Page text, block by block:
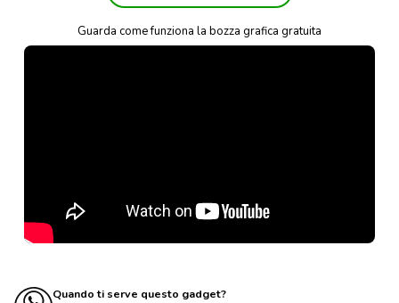
Guarda come funziona la bozza grafica gratuita
Quando ti serve questo gadget?